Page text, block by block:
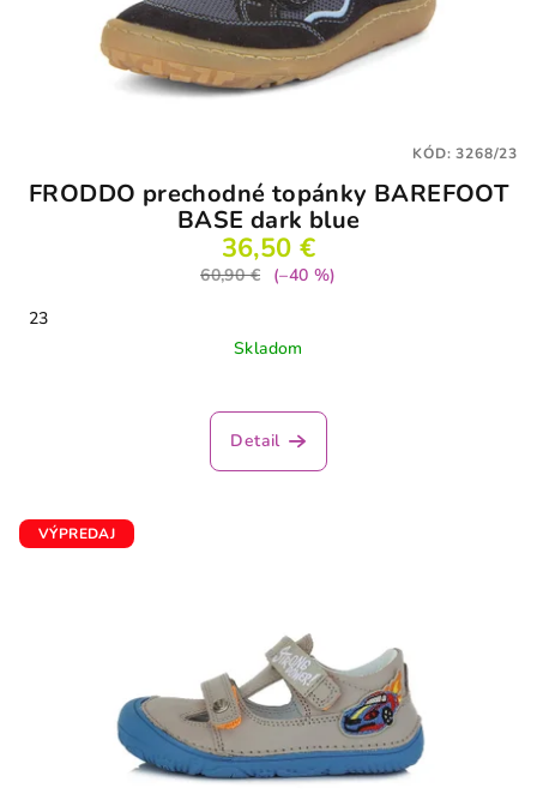
FRODDO prechodné topánky BAREFOOT
BASE dark blue
36,50 €
60,90 €
(–40 %)
23
Skladom
Detail
KÓD:3268/23
VÝPREDAJ